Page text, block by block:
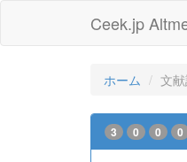
Ceek.jp
ホーム 文
3 0 0 0